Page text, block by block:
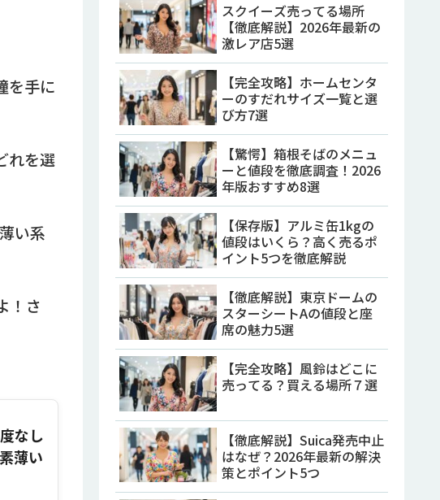
を手に
れを選
い系
！さ
なし
薄い
スクイーズ売ってる場所
【徹底解説】2026年最新の
激レア店5選
【完全攻略】ホームセンタ
ーのすだれサイズ一覧と選
び方7選
【驚愕】箱根そばのメニュ
ーと値段を徹底調査！2026
年版おすすめ8選
【保存版】アルミ缶1kgの
値段はいくら？高く売るポ
イント5つを徹底解説
【徹底解説】東京ドームの
スターシートAの値段と座
席の魅力5選
【完全攻略】風鈴はどこに
売ってる？買える場所７選
【徹底解説】Suica発売中止
はなぜ？2026年最新の解決
策とポイント5つ